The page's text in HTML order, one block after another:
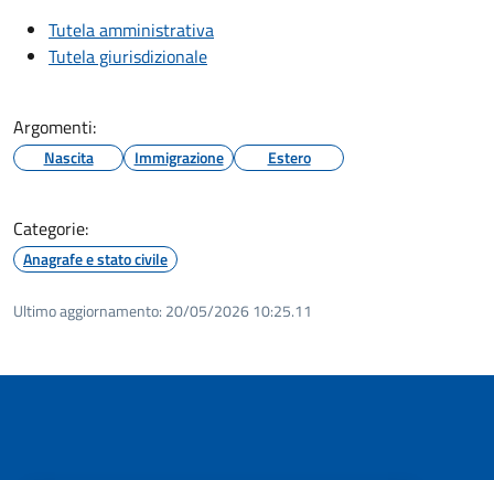
Tutela amministrativa
Tutela giurisdizionale
Argomenti:
Nascita Immigrazione Estero
Categorie:
Anagrafe e stato civile
Ultimo aggiornamento: 20/05/2026 10:25.11